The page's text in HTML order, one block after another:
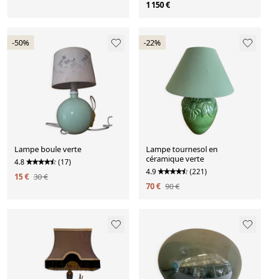
1 150 €
-50%
Lampe boule verte
4.8 (17)
15 € 30 €
-22%
Lampe tournesol en
céramique verte
4.9 (221)
70 € 90 €